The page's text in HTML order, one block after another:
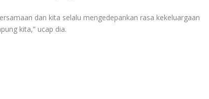
dan kita selalu mengedepankan rasa kekeluargaan
kita,” ucap dia.